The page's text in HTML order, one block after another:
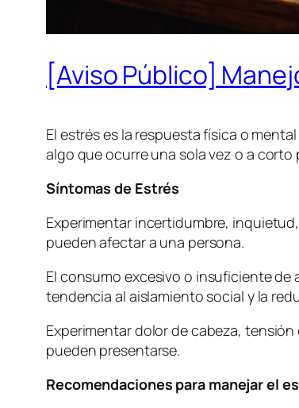
[Aviso Público]
El estrés es la respuesta física o
algo que ocurre una sola vez o a
Síntomas de Estrés
Experimentar incertidumbre,
pueden afectar a una persona.
El consumo excesivo o insuficiente
tendencia al aislamiento social y la
Experimentar dolor de cabeza,
pueden presentarse.
Recomendaciones para manejar el